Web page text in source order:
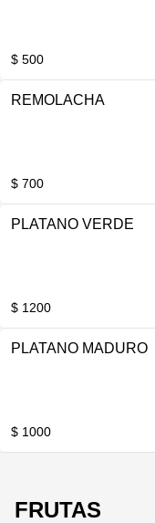
$ 500
REMOLACHA
$ 700
PLATANO VERDE
$ 1200
PLATANO MADURO
$ 1000
FRUTAS